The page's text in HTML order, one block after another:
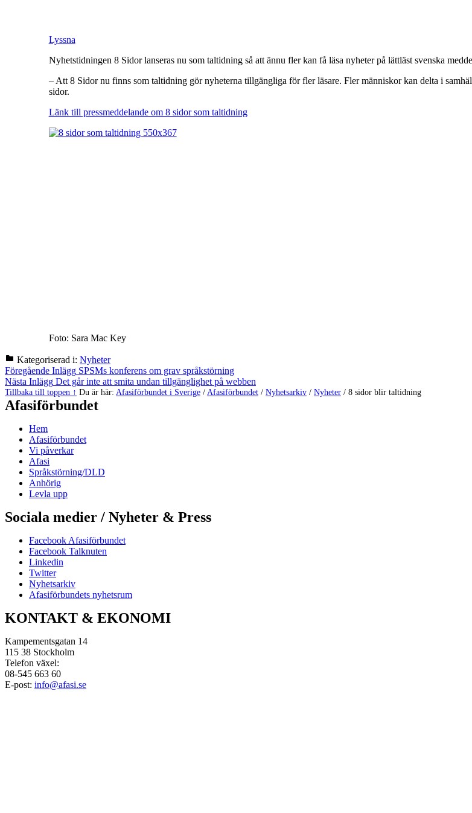
Lyssna
Nyhetstidningen 8 Sidor lanseras nu som taltidning så att ännu fler kan få läsa nyheter på lättläst svenska
– Att 8 Sidor nu finns som taltidning gör nyheterna tillgängliga för fler läsare. Fler människor kan delta i
sidor.
Länk till pressmeddelande om 8 sidor som taltidning
Foto: Sara Mac Key
Kategoriserad i: Nyheter
Hoppa
tillbaka
till
huvudnavigeringen
Inläggsnavigering
Föregående Inlägg SPSMs konferens om grav språkstörning
Nästa Inlägg Det går inte att smita undan tillgänglighet på webben
Tillbaka till toppen ↑ Du är här: Afasiförbundet i Sverige / Afasiförbundet / Nyhetsarkiv / Nyheter / 8 sidor blir taltidning
Afasiförbundet
Hem
Afasiförbundet
Vi påverkar
Afasi
Språkstörning/DLD
Anhörig
Levla upp
Sociala medier / Nyheter & Press
Facebook Afasiförbundet
Facebook Talknuten
Linkedin
Twitter
Nyhetsarkiv
Afasiförbundets nyhetsrum
KONTAKT & EKONOMI
Kampementsgatan 14
115 38 Stockholm
Telefon växel:
08-545 663 60
E-post: info@afasi.se